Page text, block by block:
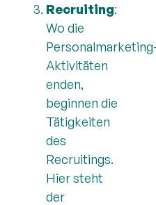
Recruiting:
Wo die
Aktivitäten
enden,
beginnen die
Tätigkeiten
des
Recruitings.
Hier steht
der